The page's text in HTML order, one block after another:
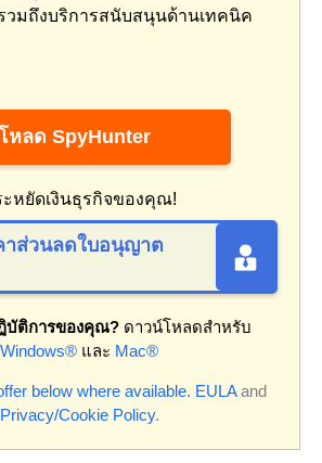
วมถึงบริการสนับสนุนด้านเทคนิค
หลด SpyHunter
ะหยัดเงินธุรกิจของคุณ!
าส่วนลดใบอนุญาต
บัติการของคุณ?ดาวน์โหลดสำหรับ
Windows® และ Mac®
below where available. EULAand
Privacy/Cookie Policy.